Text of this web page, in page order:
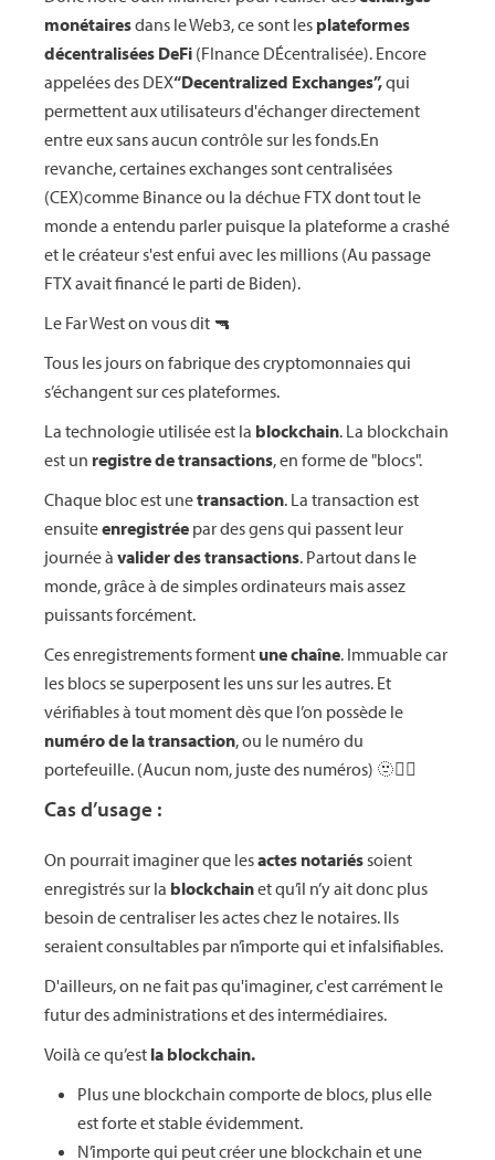
monétairesdans le Web3, ce sont les plateformes
décentralisées DeFi (FInance DÉcentralisée). Encore
appelées des DEX“Decentralized Exchanges”,qui
permettent aux utilisateurs d'échanger directement
entre eux sans aucun contrôle sur les fonds.En
revanche, certaines exchanges sont centralisées
(CEX)comme Binance ou la déchue FTX dont tout le
monde a entendu parler puisque la plateforme a crashé
et le créateur s'est enfui avec les millions (Au passage
FTX avait financé le parti de Biden).
Le Far West on vous dit 🔫
Tous les jours on fabrique des cryptomonnaies qui
s’échangent sur ces plateformes.
La technologie utilisée est la blockchain. La blockchain
est un registre de transactions, en forme de "blocs".
Chaque bloc est unetransaction. La transaction est
ensuiteenregistrée par des gens qui passent leur
journée à valider des transactions. Partout dans le
monde, grâce à de simples ordinateurs mais assez
puissants forcément.
Ces enregistrements forment une chaîne. Immuable car
les blocs se superposent les uns sur les autres. Et
vérifiables à tout moment dès que l’on possède le
numéro de la transaction, ou le numéro du
portefeuille. (Aucun nom, juste des numéros) 🫥😶‍🌫️
Cas d’usage :
On pourrait imaginer que lesactes notariés soient
enregistrés sur la blockchainet qu’il n’y ait donc plus
besoin de centraliser les actes chez le notaires. Ils
seraient consultables par n’importe qui et infalsifiables.
D'ailleurs, on ne fait pas qu'imaginer, c'est carrément le
futur des administrations et des intermédiaires.
Voilà ce qu’est la blockchain.
Plus une blockchain comporte de blocs, plus elle
est forte et stable évidemment.
N’importe qui peut créer une blockchain et une